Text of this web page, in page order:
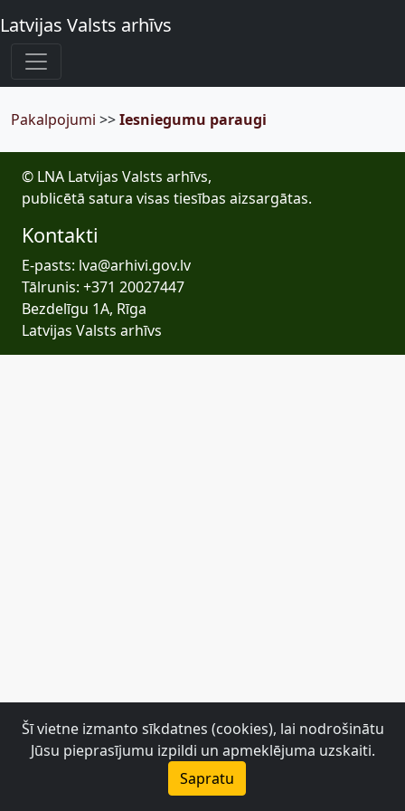
Latvijas Valsts arhīvs
Pakalpojumi >>Iesniegumu paraugi
© LNA Latvijas Valsts arhīvs,
publicētā satura visas tiesības aizsargātas.
Kontakti
E-pasts: lva@arhivi.gov.lv
Tālrunis: +371 20027447
Bezdelīgu 1A, Rīga
Latvijas Valsts arhīvs
Šī vietne izmanto sīkdatnes (cookies), lai nodrošinātu
Jūsu pieprasījumu izpildi un apmeklējuma uzskaiti.
Sapratu